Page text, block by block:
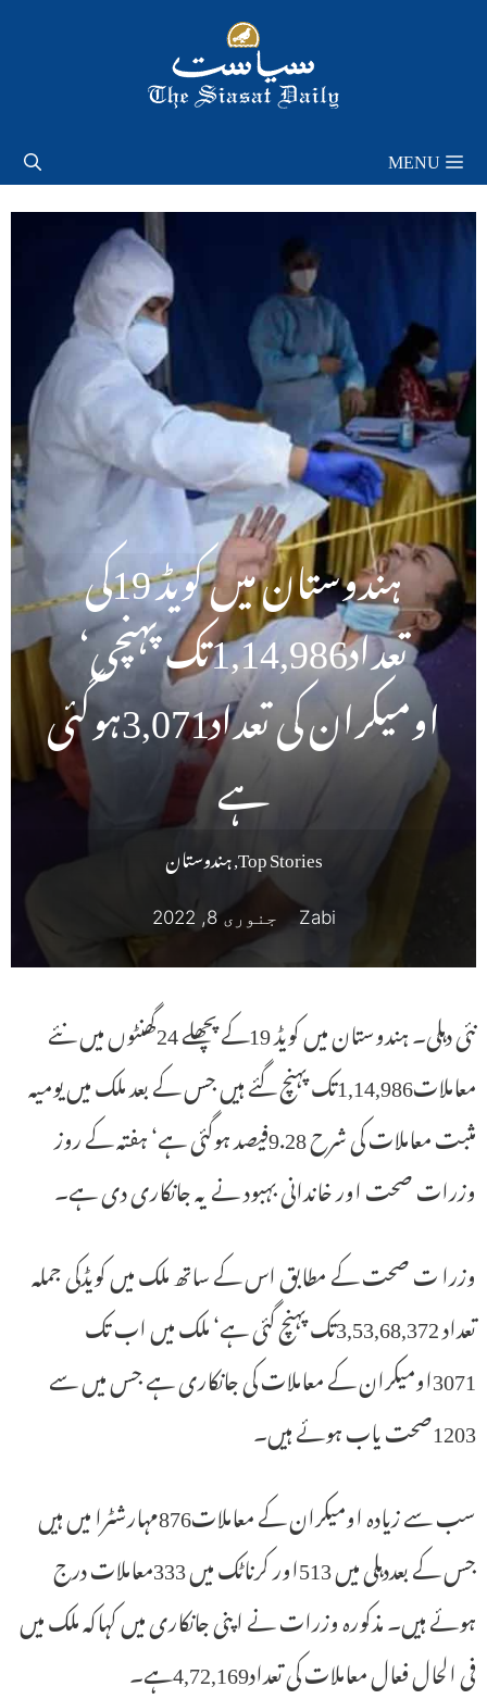
MENU
ہندوستان میں کویڈ 19کی
تعداد1,14,986تک پہنچی‘
اومیکران کی تعداد3,071ہوگئی
ہے
Top Stories
,ہندوستان
Zabi جنوری 8, 2022
نئی دہلی۔ ہندوستان میں کویڈ 19کے پچھلے 24گھنٹوں میں نئے
معاملات1,14,986تک پہنچ گئے ہیں جس کے بعد ملک میں یومیہ
مثبت معاملات کی شرح 9.28فیصد ہوگئی ہے‘ ہفتہ کے روز
وزرات صحت اور خاندانی بہبود نے یہ جانکاری دی ہے۔
وزرا ت صحت کے مطابق اس کے ساتھ ملک میں کویڈکی جملہ
تعداد 3,53,68,372تک پہنچ گئی ہے‘ ملک میں اب تک
3071اومیکران کے معاملات کی جانکاری ہے جس میں سے
1203صحت یاب ہوئے ہیں۔
سب سے زیادہ اومیکران کے معاملات876مہارشٹرا میں ہیں
جس کے بعددہلی میں 513اور کرناٹک میں 333معاملات درج
ہوئے ہیں۔ مذکورہ وزرات نے اپنی جانکاری میں کہاکہ ملک میں
فی الحال فعال معاملات کی تعداد4,72,169ہے۔